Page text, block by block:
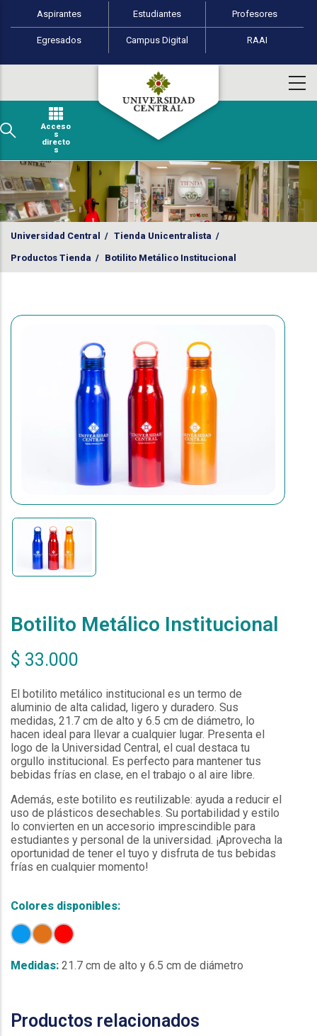
Pasar al contenido principal
Perfiles de usuario
Aspirantes Estudiantes Profesores
Egresados Campus Digital RAAI
Acceso
s
directo
s
Universidad Central / Tienda Unicentralista /
Productos Tienda / Botilito Metálico Institucional
Botilito Metálico Institucional
$ 33.000
El botilito metálico institucional es un termo de
aluminio de alta calidad, ligero y duradero. Sus
medidas, 21.7 cm de alto y 6.5 cm de diámetro, lo
hacen ideal para llevar a cualquier lugar. Presenta el
logo de la Universidad Central, el cual destaca tu
orgullo institucional. Es perfecto para mantener tus
bebidas frías en clase, en el trabajo o al aire libre.
Además, este botilito es reutilizable: ayuda a reducir el
uso de plásticos desechables. Su portabilidad y estilo
lo convierten en un accesorio imprescindible para
estudiantes y personal de la universidad. ¡Aprovecha la
oportunidad de tener el tuyo y disfruta de tus bebidas
frías en cualquier momento!
Colores disponibles:
Medidas: 21.7 cm de alto y 6.5 cm de diámetro
Productos relacionados